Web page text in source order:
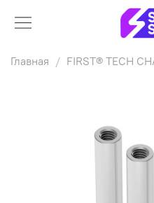
Главная FIRST® TECH